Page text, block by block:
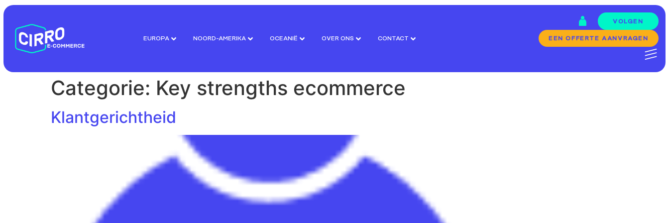
EUROPA NOORD-AMERIKA OCEANIË OVER ONS CONTACT
VOLGEN
EEN OFFERTE AANVRAGEN
Categorie: Key strengths ecommerce
Klantgerichtheid